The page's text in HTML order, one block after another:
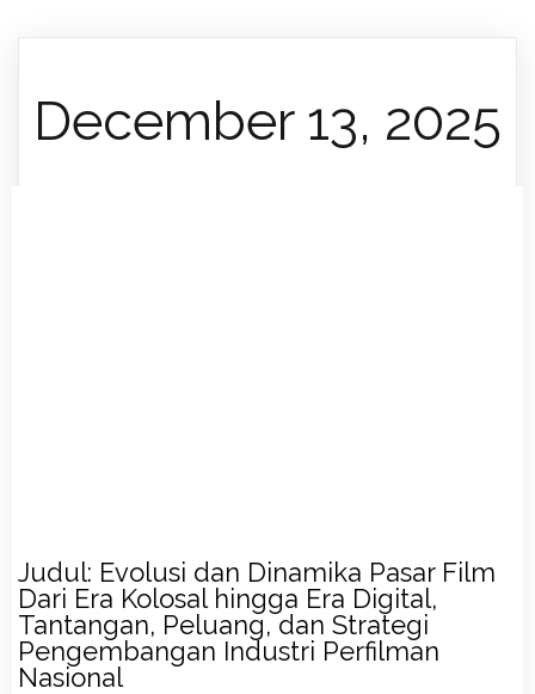
December 13, 2025
Judul: Evolusi dan Dinamika Pasar Film
Dari Era Kolosal hingga Era Digital,
Tantangan, Peluang, dan Strategi
Pengembangan Industri Perfilman
Nasional